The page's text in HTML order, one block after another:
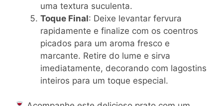
uma textura suculenta.
Toque Final: Deixe levantar fervura
rapidamente e finalize com os coentros
picados para um aroma fresco e
marcante. Retire do lume e sirva
imediatamente, decorando com lagostins
inteiros para um toque especial.